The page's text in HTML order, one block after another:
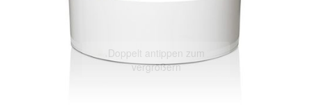
Doppelt antippen zum
vergrößern